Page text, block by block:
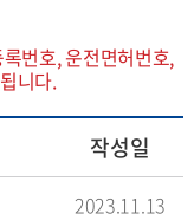
번호, 운전면허번호,
니다.
작성일
2023.11.13